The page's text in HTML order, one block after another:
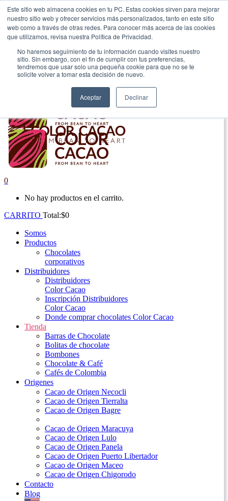
Este sitio web almacena cookies en tu PC. Estas cookies sirven para mejorar
nuestro sitio web y ofrecer servicios más personalizados, tanto en este sitio
web como a través de otras redes. Para conocer más acerca de las cookies
que utilizamos, revisa nuestra Política de Privacidad.
No haremos seguimiento de tu información cuando visites nuestro
sitio. Sin embargo, con el fin de cumplir con tus preferencias,
tendremos que usar solo una pequeña cookie para que no se te
solicite volver a tomar esta decisión de nuevo.
Aceptar Declinar
|
Envío gratis en Antioquia por compras superiores a $100.000.
0
No hay productos en el carrito.
CARRITO Total:$0
Somos
Productos
Chocolates
corporativos
Distribuidores
Distribuidores
Color Cacao
Inscripción Distribuidores
Color Cacao
Donde comprar chocolates Color Cacao
Tienda
Barras de Chocolate
Bolitas de chocolate
Bombones
Chocolate & Café
Cafés de Colombia
Origenes
Cacao de Origen Necocli
Cacao de Origen Tierralta
Cacao de Origen Bagre
Cacao de Origen Maracuya
Cacao de Origen Lulo
Cacao de Origen Panela
Cacao de Origen Puerto Libertador
Cacao de Origen Maceo
Cacao de Origen Chigorodo
Contacto
Blog